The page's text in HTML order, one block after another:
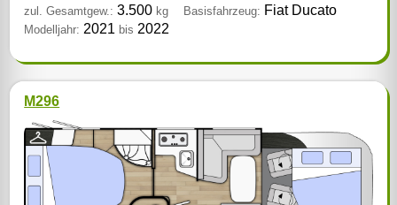
zul. Gesamtgew.: 3.500 kg Basisfahrzeug: Fiat Ducato
Modelljahr: 2021 bis 2022
M296